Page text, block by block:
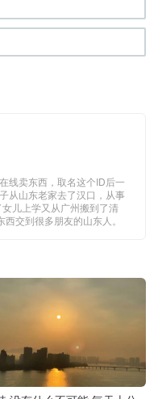
线卖东西，取名这个ID后一
从山东老家去了汉口，从事
儿上学又从广州搬到了清
交到很多朋友的山东人。